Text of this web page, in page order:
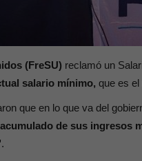
(FreSU) reclamó un
salario mínimo, que es el
que en lo que va del
de sus ingresos
.